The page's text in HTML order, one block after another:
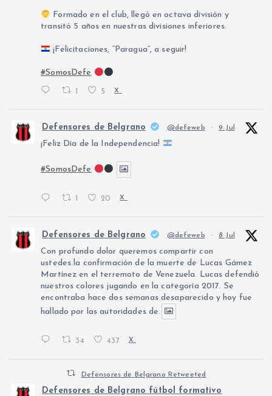
Formado en el club, llegó en octava división y
transitó 5 años en nuestras divisiones inferiores.
¡Felicitaciones, “Paragua”, a seguir!
#SomosDefe
1 5 X
Defensores de Belgrano @defeweb · 9 Jul
¡Feliz Día de la Independencia!
#SomosDefe
1 20 X
Defensores de Belgrano @defeweb · 8 Jul
Con profundo dolor queremos compartir con
ustedes la confirmación de la muerte de Lucas Gámez
Martínez en el terremoto de Venezuela. Lucas defendió
nuestros colores jugando en la categoría 2017. Se
encontraba hace dos semanas desaparecido y hoy fue
hallado por las autoridades de
34 437 X
Defensores de Belgrano Retweeted
Defensores de Belgrano fútbol formativo